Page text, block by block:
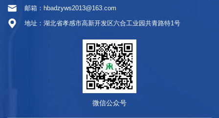
邮箱：hbadzyws2013@163.com
地址：湖北省孝感市高新开发区六合工业园共青路特1号
微信公众号